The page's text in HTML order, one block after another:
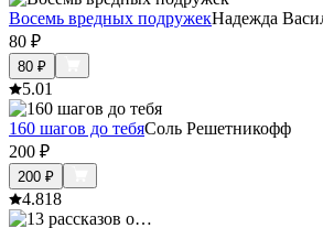
Восемь вредных подружекНадежда
80 ₽
80 ₽
5.01
160 шагов до тебяСоль Решетникофф
200 ₽
200 ₽
4.818